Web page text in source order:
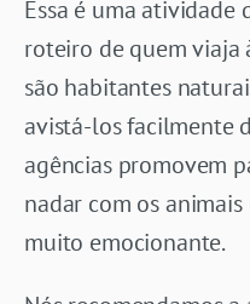
Essa é uma atividade
roteiro de quem viaja
são habitantes
avistá-los facilmente
agências promovem
nadar com os
muito emocionante.